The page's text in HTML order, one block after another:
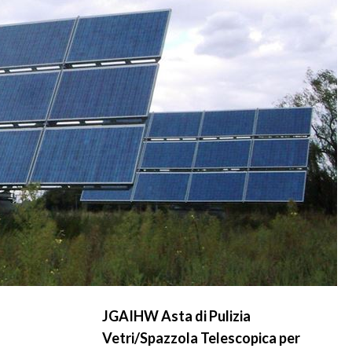
JGAIHW Asta di Pulizia
Vetri/Spazzola Telescopica per